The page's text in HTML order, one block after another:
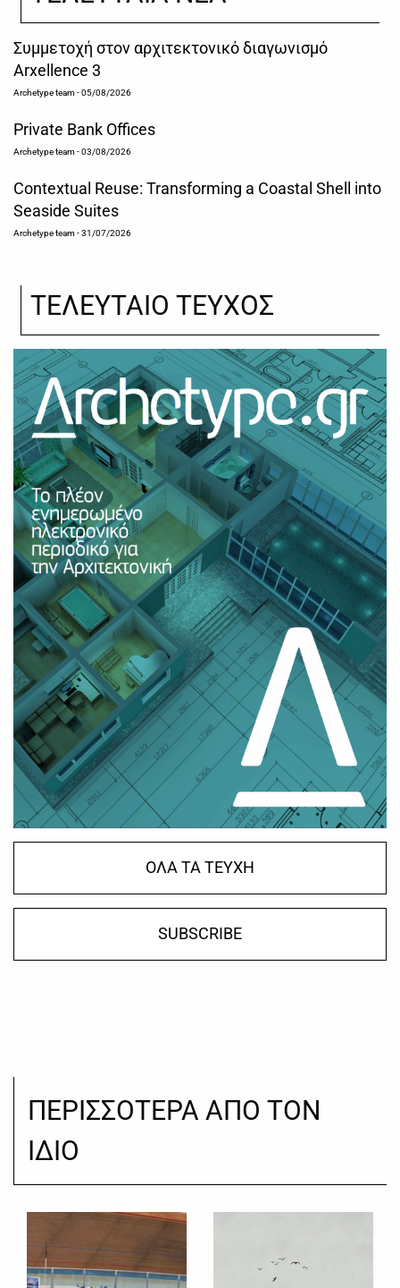
Συμμετοχή στον αρχιτεκτονικό διαγωνισμό
Arxellence 3
Archetype team- 05/08/2026
Private Bank Offices
Archetype team- 03/08/2026
Contextual Reuse: Transforming a Coastal Shell into
Seaside Suites
Archetype team- 31/07/2026
ΤΕΛΕΥΤΑΙΟ ΤΕΥΧΟΣ
ΟΛΑ ΤΑ ΤΕΥΧΗ
SUBSCRIBE
ΠΕΡΙΣΣΟΤΕΡΑ ΑΠΟ ΤΟΝ
ΙΔΙΟ